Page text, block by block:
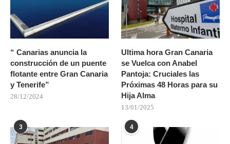
“ Canarias anuncia la
construcción de un puente
flotante entre Gran Canaria
y Tenerife”
28/12/2024
Ultima hora Gran Canaria
se Vuelca con Anabel
Pantoja: Cruciales las
Próximas 48 Horas para su
Hija Alma
13/01/2025
3 4